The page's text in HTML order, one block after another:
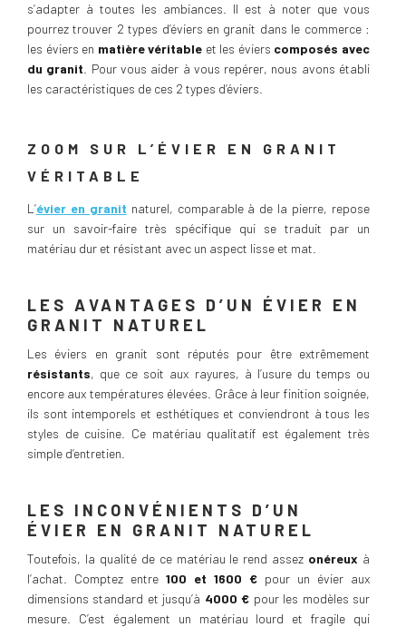
s’adapter à toutes les ambiances. Il est à noter que vous
pourrez trouver 2 types d’éviers en granit dans le commerce :
les éviers en matière véritable et les éviers composés avec
du granit . Pour vous aider à vous repérer, nous avons établi
les caractéristiques de ces 2 types d’éviers.
ZOOM SUR L’ÉVIER EN GRANIT
VÉRITABLE
L’évier en granit naturel, comparable à de la pierre, repose
sur un savoir-faire très spécifique qui se traduit par un
matériau dur et résistant avec un aspect lisse et mat.
LES AVANTAGES D’UN ÉVIER EN
GRANIT NATUREL
Les éviers en granit sont réputés pour être extrêmement
résistants, que ce soit aux rayures, à l’usure du temps ou
encore aux températures élevées. Grâce à leur finition soignée,
ils sont intemporels et esthétiques et conviendront à tous les
styles de cuisine. Ce matériau qualitatif est également très
simple d’entretien.
LES INCONVÉNIENTS D’UN
ÉVIER EN GRANIT NATUREL
Toutefois, la qualité de ce matériau le rend assez onéreux à
l’achat. Comptez entre 100 et 1600 € pour un évier aux
dimensions standard et jusqu’à 4000 € pour les modèles sur
mesure. C’est également un matériau lourd et fragile qui